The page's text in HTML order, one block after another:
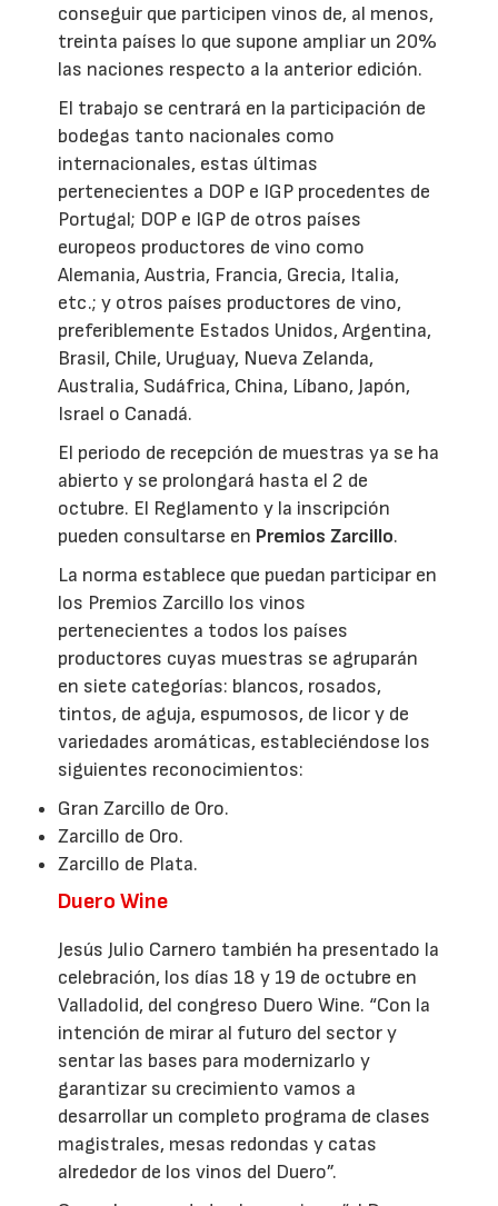
conseguir que participen vinos de, al menos,
treinta países lo que supone ampliar un 20%
las naciones respecto a la anterior edición.
El trabajo se centrará en la participación de
bodegas tanto nacionales como
internacionales, estas últimas
pertenecientes a DOP e IGP procedentes de
Portugal; DOP e IGP de otros países
europeos productores de vino como
Alemania, Austria, Francia, Grecia, Italia,
etc.; y otros países productores de vino,
preferiblemente Estados Unidos, Argentina,
Brasil, Chile, Uruguay, Nueva Zelanda,
Australia, Sudáfrica, China, Líbano, Japón,
Israel o Canadá.
El periodo de recepción de muestras ya se ha
abierto y se prolongará hasta el 2 de
octubre. El Reglamento y la inscripción
pueden consultarse en Premios Zarcillo.
La norma establece que puedan participar en
los Premios Zarcillo los vinos
pertenecientes a todos los países
productores cuyas muestras se agruparán
en siete categorías: blancos, rosados,
tintos, de aguja, espumosos, de licor y de
variedades aromáticas, estableciéndose los
siguientes reconocimientos:
Gran Zarcillo de Oro.
Zarcillo de Oro.
Zarcillo de Plata.
Duero Wine
Jesús Julio Carnero también ha presentado la
celebración, los días 18 y 19 de octubre en
Valladolid, del congreso Duero Wine. “Con la
intención de mirar al futuro del sector y
sentar las bases para modernizarlo y
garantizar su crecimiento vamos a
desarrollar un completo programa de clases
magistrales, mesas redondas y catas
alrededor de los vinos del Duero”.